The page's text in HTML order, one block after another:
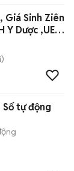
Giá Sinh Ziên
Y Dược ,UEH
Số tự động